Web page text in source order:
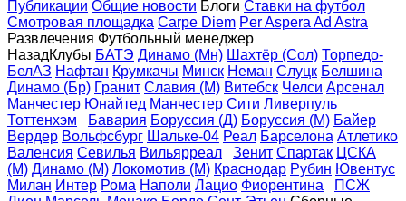
Публикации Общие новости Блоги Ставки на футбол
Смотровая площадка Carpe Diem Per Aspera Ad Astra
Развлечения Футбольный менеджер
НазадКлубы БАТЭ Динамо (Мн) Шахтёр (Сол) Торпедо-
БелАЗ Нафтан Крумкачы Минск Неман Слуцк Белшина
Динамо (Бр) Гранит Славия (М) Витебск Челси Арсенал
Манчестер Юнайтед Манчестер Сити Ливерпуль
Тоттенхэм
Бавария Боруссия (Д) Боруссия (М) Байер
Вердер Вольфсбург Шальке-04 Реал Барселона Атлетико
Валенсия Севилья Вильярреал Зенит Спартак ЦСКА
(М) Динамо (М) Локомотив (М) Краснодар Рубин Ювентус
Милан Интер Рома Наполи Лацио Фиорентина
ПСЖ